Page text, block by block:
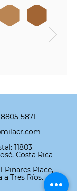
8805-5871
11803
Costa Rica
Pinares Place,
a Tres Ríos.